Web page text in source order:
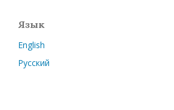
Язык
English
Русский